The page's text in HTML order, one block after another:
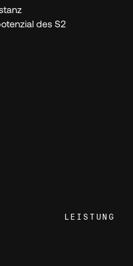
des S2
LEISTUNG